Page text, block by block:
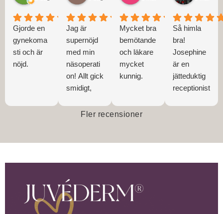
Gjorde en
gynekoma
sti och är
nöjd.
Jag är
supernöjd
med min
näsoperati
on! Allt gick
smidigt,
blev precis
som jag
hade
Mycket bra
bemötande
och läkare
mycket
kunnig.
Så himla
bra!
Josephine
är en
jätteduktig
receptionist
Fler recensioner